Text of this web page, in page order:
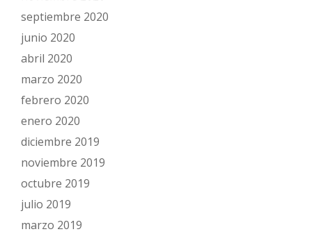
septiembre 2020
junio 2020
abril 2020
marzo 2020
febrero 2020
enero 2020
diciembre 2019
noviembre 2019
octubre 2019
julio 2019
marzo 2019